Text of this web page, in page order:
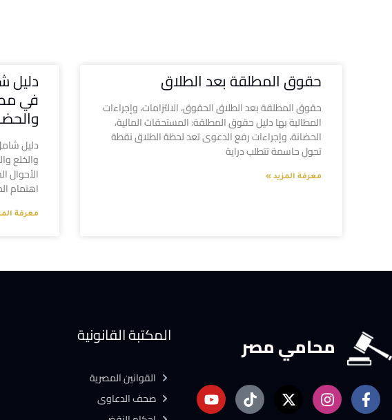
حقوق المطلقة بعد الطلاق
حقوق المطلقة بعد الطلاق الحقوق، الالتزامات، وإجراءات
المطالبة بها دليل حقوق المطلقة: المستحقات المالية،
الحضانة، وإجراءات رفع الدعوى تعد لحظة الطلاق نقطة
تحول حاسمة تتطلب دراية
معرفة المزيد »
دليل
في
دليل
والخلع
الأحوال
اهتمام
معرفة
محامي مصر المكتبة القانونية
القوانين المصرية
صحف الدعاوى